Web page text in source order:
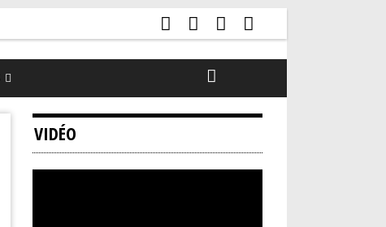
VIDÉO